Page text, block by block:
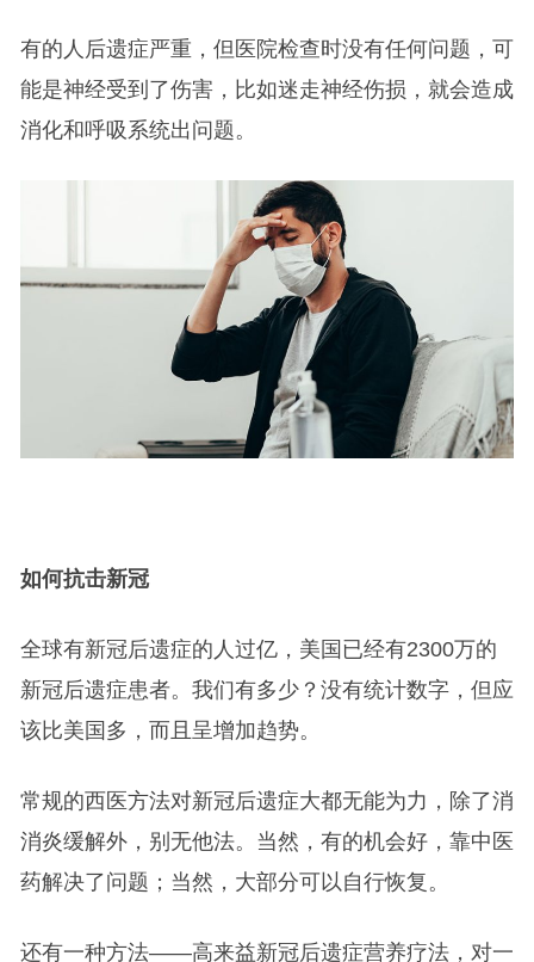
有的人后遗症严重，但医院检查时没有任何问题，可
能是神经受到了伤害，比如迷走神经伤损，就会造成
消化和呼吸系统出问题。
如何抗击新冠
全球有新冠后遗症的人过亿，美国已经有2300万的
新冠后遗症患者。我们有多少？没有统计数字，但应
该比美国多，而且呈增加趋势。
常规的西医方法对新冠后遗症大都无能为力，除了消
消炎缓解外，别无他法。当然，有的机会好，靠中医
药解决了问题；当然，大部分可以自行恢复。
还有一种方法——高来益新冠后遗症营养疗法，对一